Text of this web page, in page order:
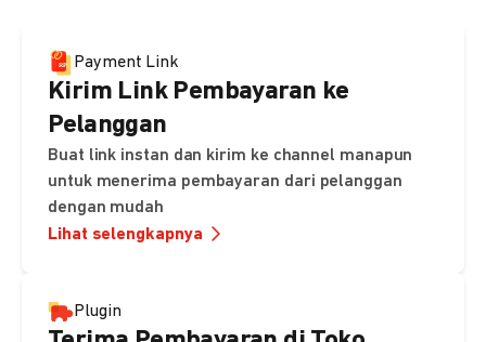
Payment Link
Kirim Link Pembayaran ke
Pelanggan
Buat link instan dan kirim ke channel manapun
untuk menerima pembayaran dari pelanggan
dengan mudah
Lihat selengkapnya
Plugin